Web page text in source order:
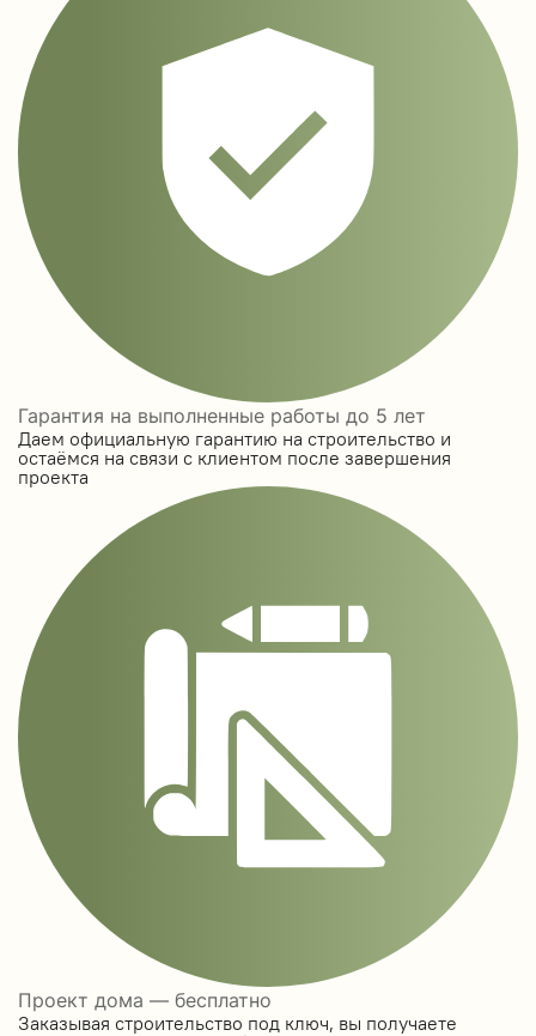
Гарантия на выполненные работы до 5 лет
Даем официальную гарантию на строительство и
остаёмся на связи с клиентом после завершения
проекта
Проект дома — бесплатно
Заказывая строительство под ключ, вы получаете